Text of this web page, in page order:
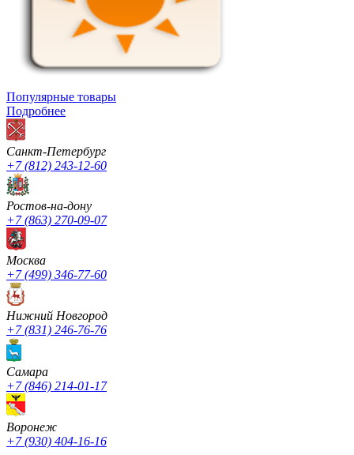
Популярные товары
Подробнее
Санкт-Петербург
+7 (812) 243-12-60
Ростов-на-дону
+7 (863) 270-09-07
Москва
+7 (499) 346-77-60
Нижний Новгород
+7 (831) 246-76-76
Cамара
+7 (846) 214-01-17
Воронеж
+7 (930) 404-16-16